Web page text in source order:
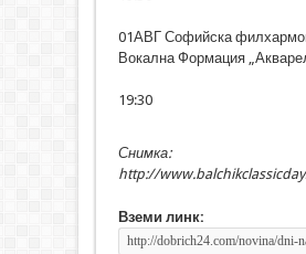
01АВГ Софийска
Вокална Формация
19:30
Снимка:
http://
Вземи линк: